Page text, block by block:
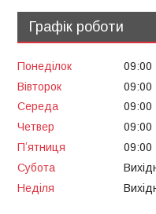
Графік роботи
Понеділок 09:00
Вівторок
09:00
Середа
09:00
Четвер
09:00
Пʼятниця
09:00
Субота
Неділя